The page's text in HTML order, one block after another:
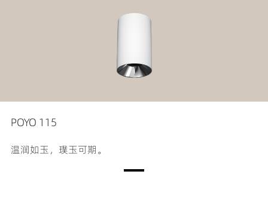
POYO 115
温润如玉，璞玉可期。